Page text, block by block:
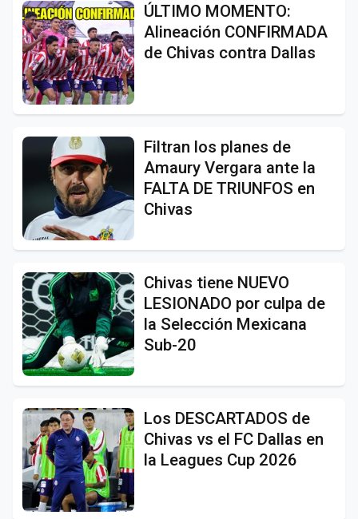
ÚLTIMO MOMENTO:
Alineación CONFIRMADA
de Chivas contra Dallas
Filtran los planes de
Amaury Vergara ante la
FALTA DE TRIUNFOS en
Chivas
Chivas tiene NUEVO
LESIONADO por culpa de
la Selección Mexicana
Sub-20
Los DESCARTADOS de
Chivas vs el FC Dallas en
la Leagues Cup 2026